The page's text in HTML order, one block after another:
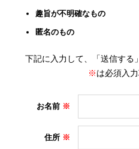
趣旨が不明確なもの
匿名のもの
下記に入力して、「送信する
※は必須入力
お名前
住所